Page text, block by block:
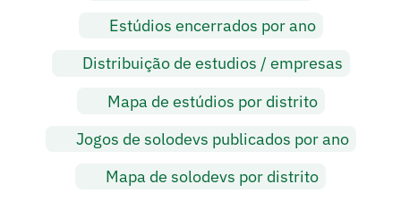
Estúdios encerrados por ano
Distribuição de estudios / empresas
Mapa de estúdios por distrito
Jogos de solodevs publicados por ano
Mapa de solodevs por distrito